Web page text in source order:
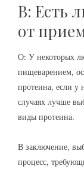
В: Есть
от
О: У некоторых
пищеварением,
протеина, если у
случаях лучше
виды протеина.
В заключение,
процесс,